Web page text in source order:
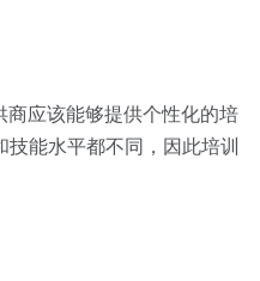
应该能够提供个性化的培
能水平都不同，因此培训